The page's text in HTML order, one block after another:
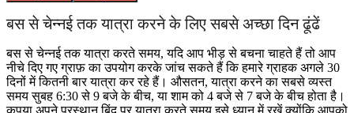
बस से चेन्नई तक यात्रा करने के लिए सबसे अच्छा दिन ढूंढें
बस से चेन्नई तक यात्रा करते समय, यदि आप भीड़ से बचना चाहते हैं तो आप
नीचे दिए गए ग्राफ़ का उपयोग करके जांच सकते हैं कि हमारे ग्राहक अगले 30
दिनों में कितनी बार यात्रा कर रहे हैं। औसतन, यात्रा करने का सबसे व्यस्त
समय सुबह 6:30 से 9 बजे के बीच, या शाम को 4 बजे से 7 बजे के बीच होता है।
कृपया अपने प्रस्थान बिंदु पर यात्रा करते समय इसे ध्यान में रखें क्योंकि आपको